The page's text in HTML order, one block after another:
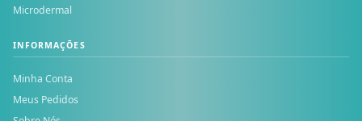
Microdermal
INFORMAÇÕES
Minha Conta
Meus Pedidos